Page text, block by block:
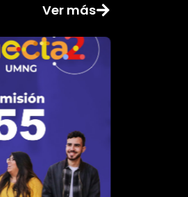
Ver más